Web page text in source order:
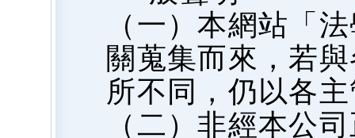
（一）本網站「
關蒐集而來，若
所不同，仍以各
（二）非經本公